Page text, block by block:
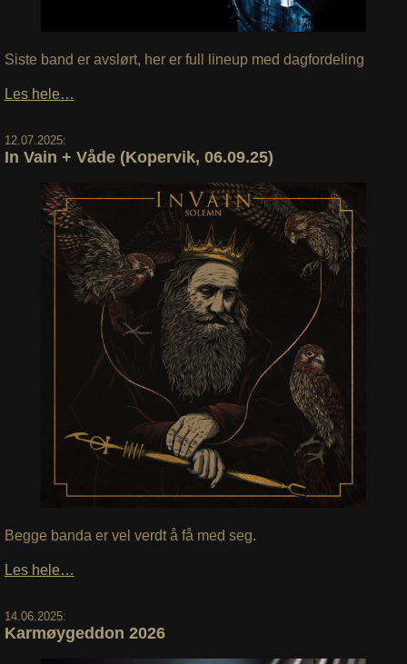
Siste band er avslørt, her er full lineup med dagfordeling
Les hele…
12.07.2025:
In Vain + Våde (Kopervik, 06.09.25)
Begge banda er vel verdt å få med seg.
Les hele…
14.06.2025:
Karmøygeddon 2026